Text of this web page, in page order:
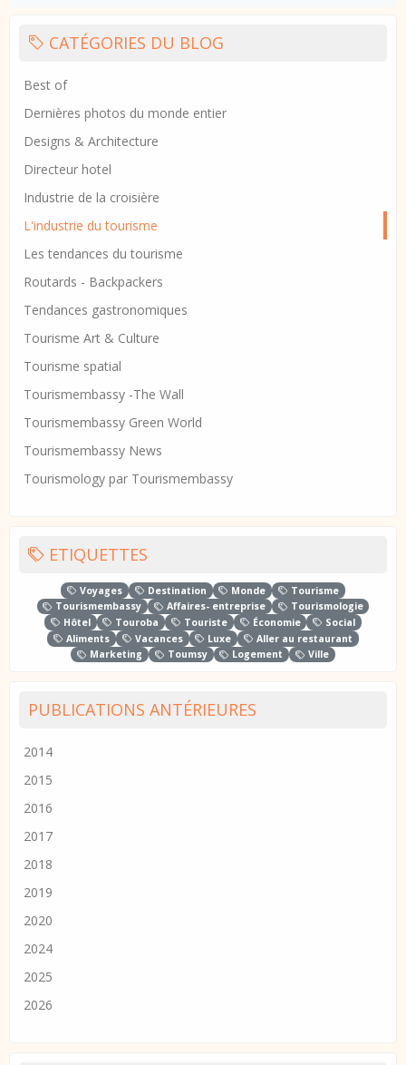
CATÉGORIES DU BLOG
Best of
Dernières photos du monde entier
Designs & Architecture
Directeur hotel
Industrie de la croisière
L'industrie du tourisme
Les tendances du tourisme
Routards - Backpackers
Tendances gastronomiques
Tourisme Art & Culture
Tourisme spatial
Tourismembassy -The Wall
Tourismembassy Green World
Tourismembassy News
Tourismology par Tourismembassy
ETIQUETTES
Voyages Destination Monde
Tourisme
Tourismembassy
Affaires- entreprise
Tourismologie
Hôtel
Touroba Touriste Économie
Social
Aliments
Vacances Luxe
Aller au restaurant
Marketing
Toumsy Logement Ville
PUBLICATIONS ANTÉRIEURES
2014
2015
2016
2017
2018
2019
2020
2024
2025
2026